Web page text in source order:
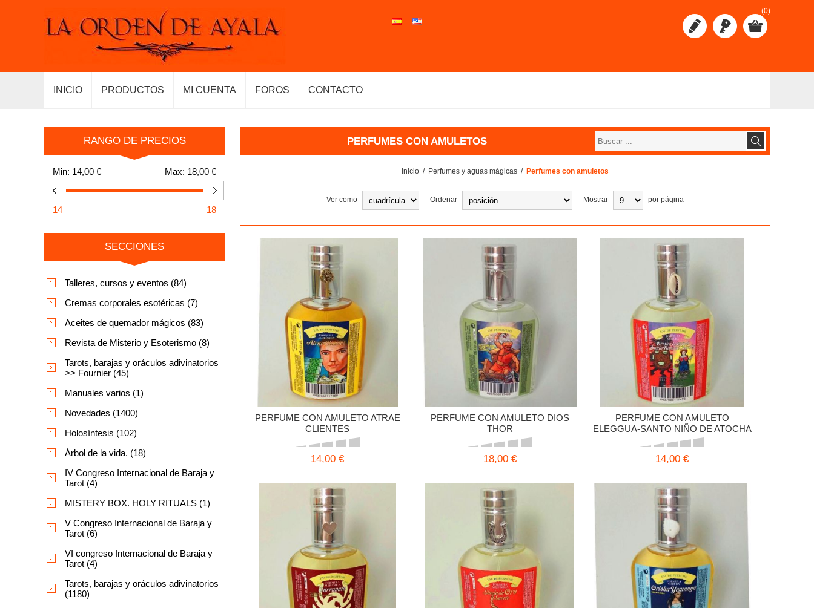
(0)
INICIO PRODUCTOS MI CUENTA FOROS CONTACTO
PERFUMES CON AMULETOS
Inicio / Perfumes y aguas mágicas / Perfumes con amuletos
Ver como Ordenar Mostrar por página
PERFUME CON AMULETO ATRAE
CLIENTES
14,00 €
PERFUME CON AMULETO DIOS
THOR
18,00 €
PERFUME CON AMULETO
ELEGGUA-SANTO NIÑO DE ATOCHA
14,00 €
RANGO DE PRECIOS
Min: 14,00 € Max: 18,00 €
14 18
SECCIONES
Talleres, cursos y eventos (84)
Cremas corporales esotéricas (7)
Aceites de quemador mágicos (83)
Revista de Misterio y Esoterismo (8)
Tarots, barajas y oráculos adivinatorios
>> Fournier (45)
Manuales varios (1)
Novedades (1400)
Holosíntesis (102)
Árbol de la vida. (18)
IV Congreso Internacional de Baraja y
Tarot (4)
MISTERY BOX. HOLY RITUALS (1)
V Congreso Internacional de Baraja y
Tarot (6)
VI congreso Internacional de Baraja y
Tarot (4)
Tarots, barajas y oráculos adivinatorios
(1180)